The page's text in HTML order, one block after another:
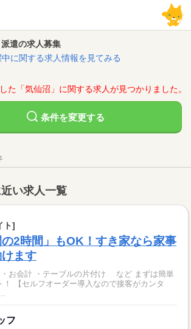
遣の求人募集
に関する求人情報を見てみる
た「気仙沼」に関する求人が見つかりました。
条件を変更する
い求人一覧
ト]
の2時間」もOK！すき家なら家事
ます
・お会計 ・テーブルの片付け など まずは簡単
カンタ
フ